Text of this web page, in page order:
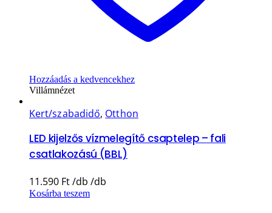
Hozzáadás a kedvencekhez
Villámnézet
Kert/szabadidő, Otthon
LED kijelzős vízmelegítő csaptelep – fali
csatlakozású (BBL)
11.590 Ft
Kosárba teszem